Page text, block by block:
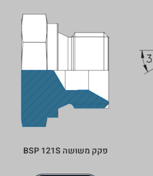
פקק משושה BSP 121S